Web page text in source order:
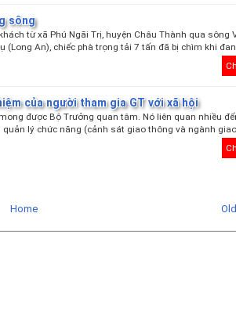
sông
từ xã Phú Ngãi Trị, huyện Châu Thành qua sông
(Long An), chiếc phà trọng tải 7 tấn đã bị chìm khi
của người tham gia GT với xã hội
được Bộ Trưởng quan tâm. Nó liên quan nhiều
lý chức năng (cảnh sát giao thông và ngành
Home